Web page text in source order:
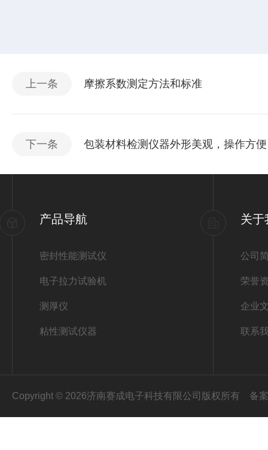
上一条 摩擦系数测定方法和标准
下一条 包装材料检测仪器外形美观，操作方
产品导航
密封性能测试仪
电子拉力试验机
测厚仪
粘性测试仪器
关于
公司
荣誉
企业
联系
Copyright © 2026济南赛成电子科技有限公司版权所有 备